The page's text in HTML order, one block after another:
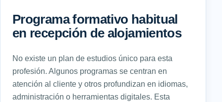
Programa formativo habitual
en recepción de alojamientos
No existe un plan de estudios único para esta
profesión. Algunos programas se centran en
atención al cliente y otros profundizan en idiomas,
administración o herramientas digitales. Esta